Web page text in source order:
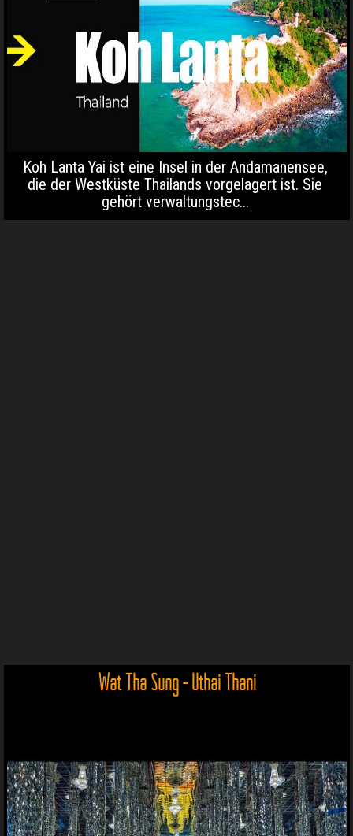
Koh Lanta Yai ist eine Insel in der Andamanensee,
die der Westküste Thailands vorgelagert ist. Sie
gehört verwaltungstec...
Wat Tha Sung - Uthai Thani